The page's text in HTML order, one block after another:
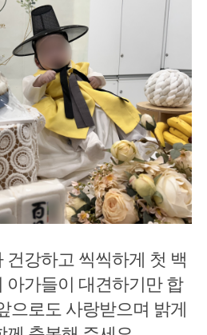
건강하고 씩씩하게 첫 백
아가들이 대견하기만 합
으로도 사랑받으며 밝게